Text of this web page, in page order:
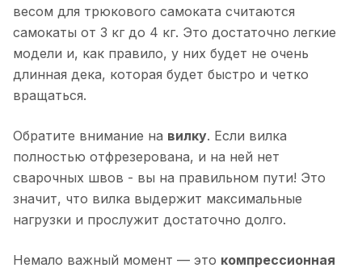
весом для трюкового самоката считаются
самокаты от 3 кг до 4 кг. Это достаточно легкие
модели и, как правило, у них будет не очень
длинная дека, которая будет быстро и четко
вращаться.
Обратите внимание на вилку. Если вилка
полностью отфрезерована, и на ней нет
сварочных швов - вы на правильном пути! Это
значит, что вилка выдержит максимальные
нагрузки и прослужит достаточно долго.
Немало важный момент — это компрессионная